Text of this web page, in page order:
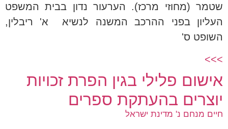
שטמר (מחוזי מרכז). הערעור נדון בבית המשפט
העליון בפני ההרכב המשנה לנשיא א' ריבלין,
השופט ס'
>>>
אישום פלילי בגין הפרת זכויות
יוצרים בהעתקת ספרים
חיים מנחם נ' מדינת ישראל